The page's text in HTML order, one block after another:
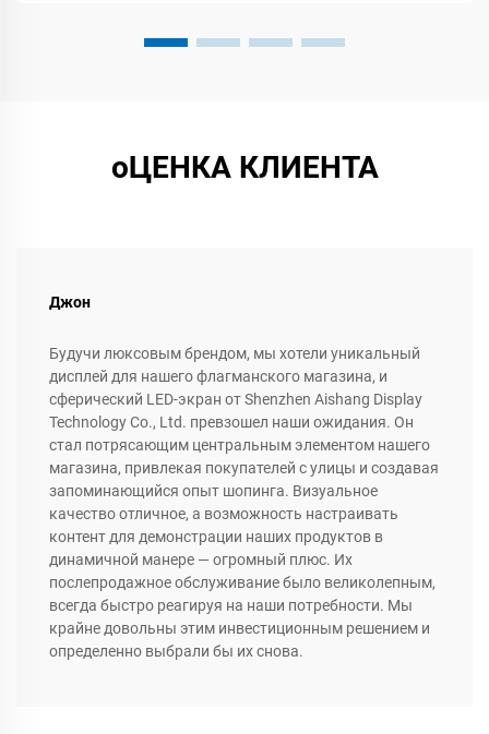
оЦЕНКА КЛИЕНТА
Джон
Будучи люксовым брендом, мы хотели уникальный
дисплей для нашего флагманского магазина, и
сферический LED-экран от Shenzhen Aishang Display
Technology Co., Ltd. превзошел наши ожидания. Он
стал потрясающим центральным элементом нашего
магазина, привлекая покупателей с улицы и создавая
запоминающийся опыт шопинга. Визуальное
качество отличное, а возможность настраивать
контент для демонстрации наших продуктов в
динамичной манере — огромный плюс. Их
послепродажное обслуживание было великолепным,
всегда быстро реагируя на наши потребности. Мы
крайне довольны этим инвестиционным решением и
определенно выбрали бы их снова.